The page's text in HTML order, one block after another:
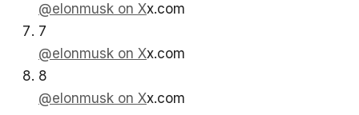
@elonmusk on Xx.com
7
@elonmusk on Xx.com
8
@elonmusk on Xx.com